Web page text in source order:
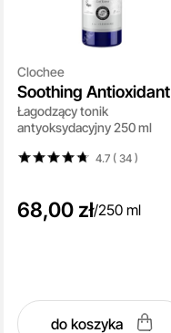
Clochee
Soothing Antioxidant
Toner
Łagodzący tonik
antyoksydacyjny 250 ml
4.7 ( 34)
68,00 zł/250 ml
do koszyka